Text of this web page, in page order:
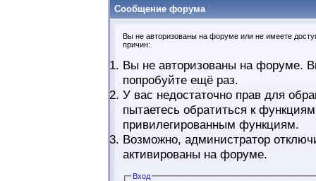
Сообщение форума
Вы не авторизованы на форуме или не имеете
причин:
Вы не авторизованы на форуме.
попробуйте ещё раз.
У вас недостаточно прав для
пытаетесь обратиться к
привилегированным функциям.
Возможно, администратор
активированы на форуме.
Вход